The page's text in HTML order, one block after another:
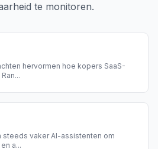
te monitoren.
hervormen hoe kopers SaaS-
...
steeds vaker AI-assistenten om
a...